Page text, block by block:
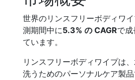
世界のリンスフリーボディワ
測期間中に5.3% の CAGRで
ています。
リンスフリーボディワイプは
洗うためのパーソナルケア製